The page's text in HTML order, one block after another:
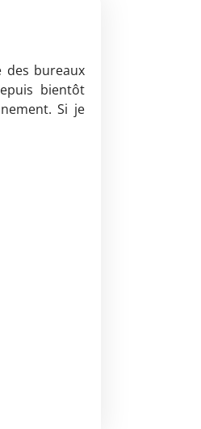
des bureaux
bientôt
Si je